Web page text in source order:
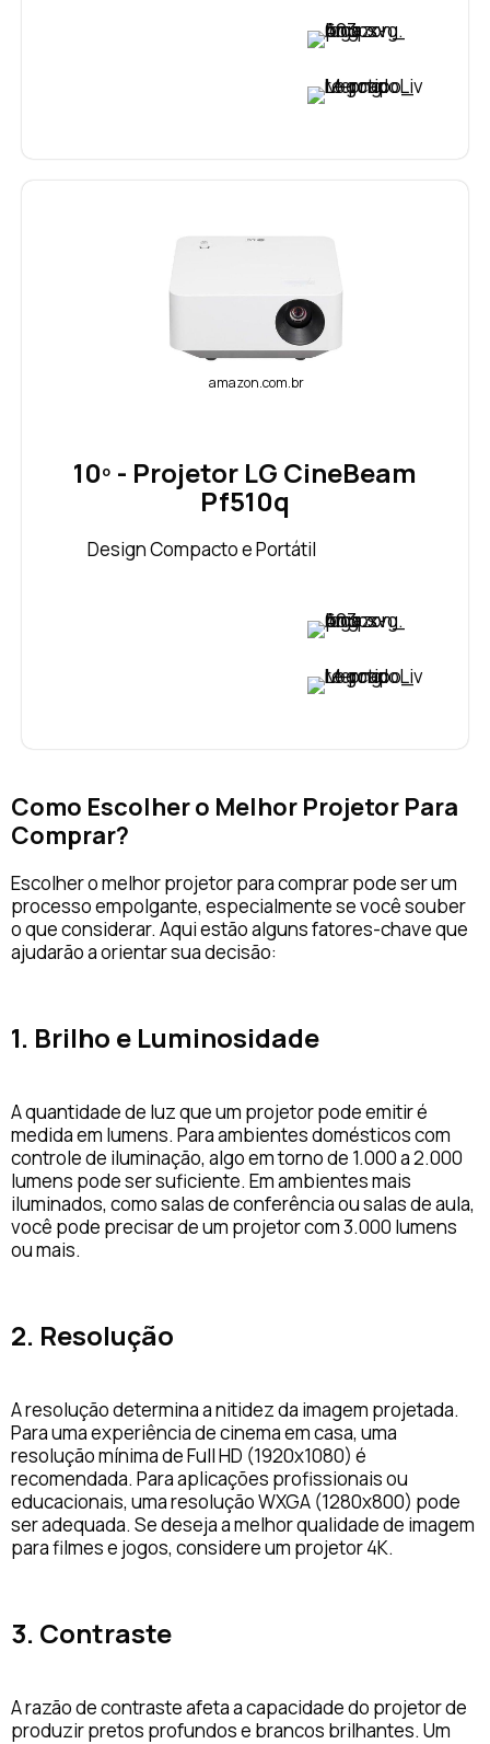
amazon.com.br
10º - Projetor LG CineBeam
Pf510q
Design Compacto e Portátil
Como Escolher o Melhor Projetor Para
Comprar?
Escolher o melhor projetor para comprar pode ser um
processo empolgante, especialmente se você souber
o que considerar. Aqui estão alguns fatores-chave que
ajudarão a orientar sua decisão:
1. Brilho e Luminosidade
A quantidade de luz que um projetor pode emitir é
medida em lumens. Para ambientes domésticos com
controle de iluminação, algo em torno de 1.000 a 2.000
lumens pode ser suficiente. Em ambientes mais
iluminados, como salas de conferência ou salas de aula,
você pode precisar de um projetor com 3.000 lumens
ou mais.
2. Resolução
A resolução determina a nitidez da imagem projetada.
Para uma experiência de cinema em casa, uma
resolução mínima de Full HD (1920x1080) é
recomendada. Para aplicações profissionais ou
educacionais, uma resolução WXGA (1280x800) pode
ser adequada. Se deseja a melhor qualidade de imagem
para filmes e jogos, considere um projetor 4K.
3. Contraste
A razão de contraste afeta a capacidade do projetor de
produzir pretos profundos e brancos brilhantes. Um